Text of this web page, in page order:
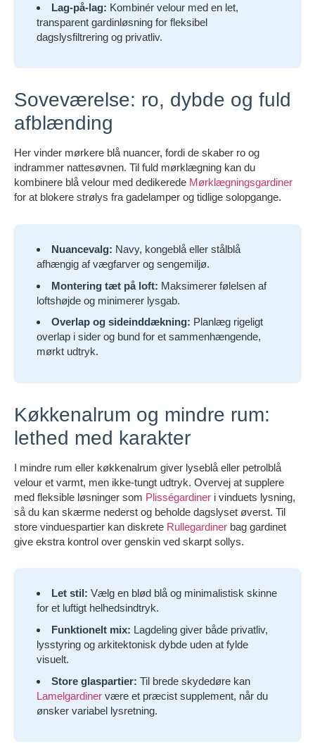
Lag-på-lag: Kombinér velour med en let,
transparent gardinløsning for fleksibel
dagslysfiltrering og privatliv.
Soveværelse: ro, dybde og fuld
afblænding
Her vinder mørkere blå nuancer, fordi de skaber ro og
indrammer nattesøvnen. Til fuld mørklægning kan du
kombinere blå velour med dedikerede Mørklægningsgardiner
for at blokere strølys fra gadelamper og tidlige solopgange.
Nuancevalg: Navy, kongeblå eller stålblå
afhængig af vægfarver og sengemiljø.
Montering tæt på loft: Maksimerer følelsen af
loftshøjde og minimerer lysgab.
Overlap og sideinddækning: Planlæg rigeligt
overlap i sider og bund for et sammenhængende,
mørkt udtryk.
Køkkenalrum og mindre rum:
lethed med karakter
I mindre rum eller køkkenalrum giver lyseblå eller petrolblå
velour et varmt, men ikke-tungt udtryk. Overvej at supplere
med fleksible løsninger som Plisségardiner i vinduets lysning,
så du kan skærme nederst og beholde dagslyset øverst. Til
store vinduespartier kan diskrete Rullegardiner bag gardinet
give ekstra kontrol over genskin ved skarpt sollys.
Let stil: Vælg en blød blå og minimalistisk skinne
for et luftigt helhedsindtryk.
Funktionelt mix: Lagdeling giver både privatliv,
lysstyring og arkitektonisk dybde uden at fylde
visuelt.
Store glaspartier: Til brede skydedøre kan
Lamelgardiner være et præcist supplement, når du
ønsker variabel lysretning.